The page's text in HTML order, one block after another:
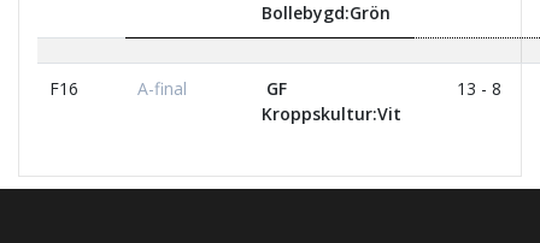
Bollebygd:Grön
F16 A-final
GF
Kroppskultur:Vit
13 - 8